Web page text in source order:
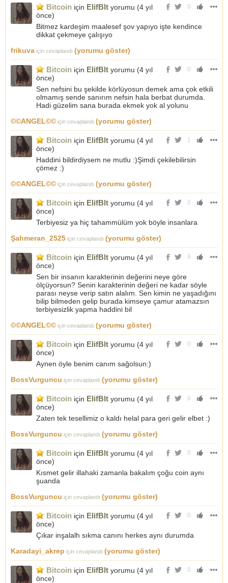
0
Bitcoin için ElifBlt yorumu (4 yıl
önce)
Bitmez kardeşim maalesef şov yapıyo işte kendince
dikkat çekmeye çalışıyo
frikuva için cevaplandı (yorumu göster)
0
Bitcoin için ElifBlt yorumu (4 yıl
önce)
Sen nefsini bu şekilde körlüyosun demek ama çok etkili
olmamış sende sanırım nefsin hala berbat durumda.
Hadi güzelim sana burada ekmek yok al yolunu
©©ANGEL©© için cevaplandı (yorumu göster)
1
Bitcoin için ElifBlt yorumu (4 yıl
önce)
Haddini bildirdiysem ne mutlu :)Şimdi çekilebilirsin
çömez :)
©©ANGEL©© için cevaplandı (yorumu göster)
0
Bitcoin için ElifBlt yorumu (4 yıl
önce)
Terbiyesiz ya hiç tahammülüm yok böyle insanlara
Şahmeran_2525 için cevaplandı (yorumu göster)
9
Bitcoin için ElifBlt yorumu (4 yıl
önce)
Sen bir insanın karakterinin değerini neye göre
ölçüyorsun? Senin karakterinin değeri ne kadar söyle
parası neyse verip satın alalım. Sen kimin ne yaşadığını
bilip bilmeden gelip burada kimseye çamur atamazsın
terbiyesizlik yapma haddini bil
©©ANGEL©© için cevaplandı (yorumu göster)
0
Bitcoin için ElifBlt yorumu (4 yıl
önce)
Aynen öyle benim canım sağolsun:)
BossVurguncu için cevaplandı (yorumu göster)
0
Bitcoin için ElifBlt yorumu (4 yıl
önce)
Zaten tek tesellimiz o kaldı helal para geri gelir elbet :)
BossVurguncu için cevaplandı (yorumu göster)
0
Bitcoin için ElifBlt yorumu (4 yıl
önce)
Kısmet gelir illahaki zamanla bakalım çoğu coin aynı
şuanda
BossVurguncu için cevaplandı (yorumu göster)
0
Bitcoin için ElifBlt yorumu (4 yıl
önce)
Çıkar inşalalh sıkma canını herkes aynı durumda
Karadayi_akrep için cevaplandı (yorumu göster)
0
Bitcoin için ElifBlt yorumu (4 yıl
önce)